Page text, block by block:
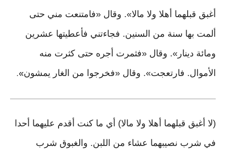
أغبق قبلهما أهلا ولا مالا». وقال «فامتنعت مني حتى
ألمت بها سنة من السنين. فجاءتني فأعطيتها عشرين
ومائة دينار». وقال «فثمرت أجره حتى كثرت منه
الأموال. فارتعجت». وقال «فخرجوا من الغار يمشون».
(لا أغبق قبلهما أهلا ولا مالا) أي ما كنت أقدم عليهما أحدا
في شرب نصيبهما عشاء من اللبن. والغبوق شرب